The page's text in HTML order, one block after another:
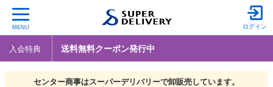
MENU ログイン
入会特典 送料無料クーポン発行中
センター商事はスーパーデリバリーで卸販売しています。